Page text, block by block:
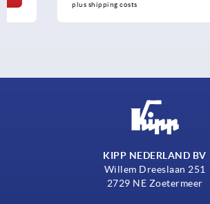
plus shipping costs
KIPP NEDERLAND BV
Willem Dreeslaan 251
2729 NE Zoetermeer